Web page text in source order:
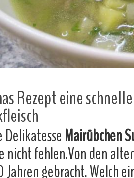
Rezept eine
Delikatesse Mairübchen
nicht fehlen.Von den
gebracht. Welch